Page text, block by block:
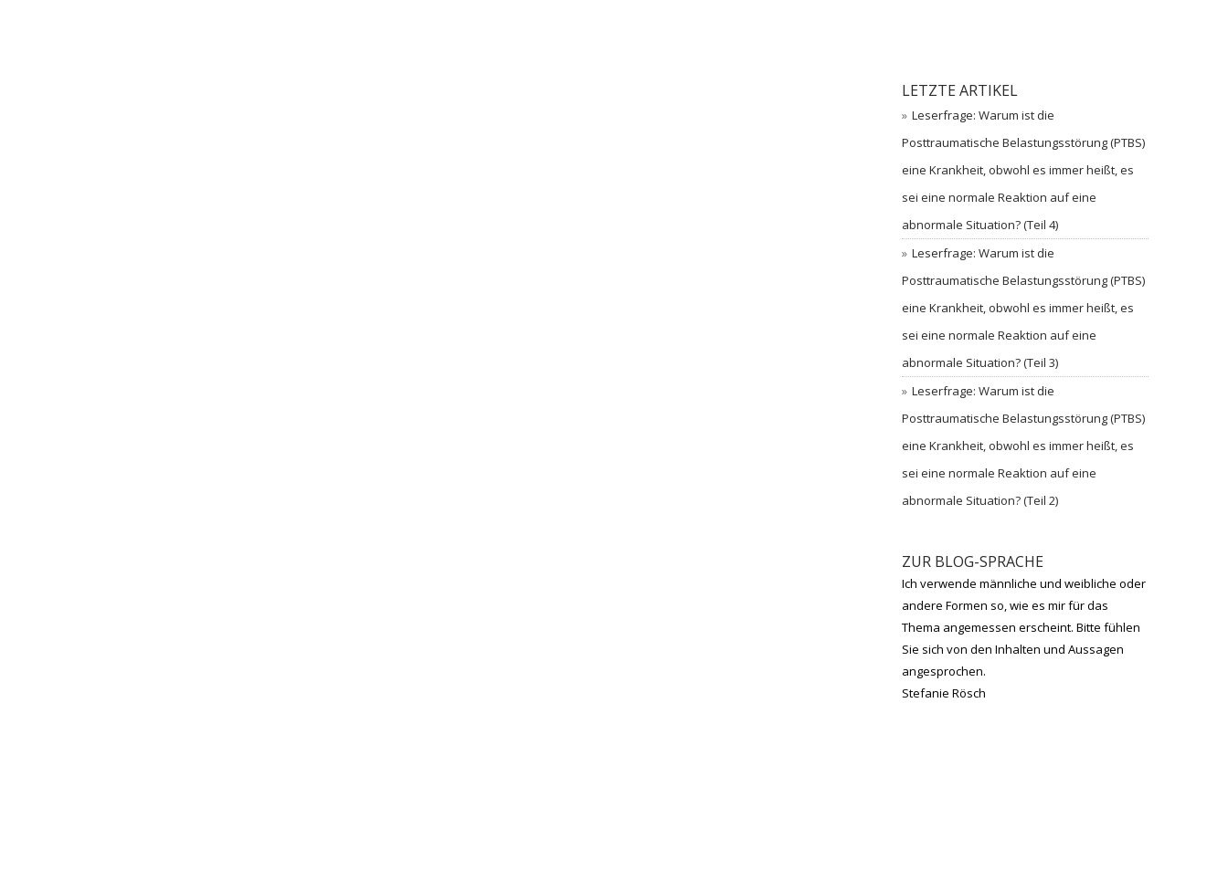
LETZTE ARTIKEL
Leserfrage: Warum ist die
Posttraumatische Belastungsstörung (PTBS)
eine Krankheit, obwohl es immer heißt, es
sei eine normale Reaktion auf eine
abnormale Situation? (Teil 4)
Leserfrage: Warum ist die
Posttraumatische Belastungsstörung (PTBS)
eine Krankheit, obwohl es immer heißt, es
sei eine normale Reaktion auf eine
abnormale Situation? (Teil 3)
Leserfrage: Warum ist die
Posttraumatische Belastungsstörung (PTBS)
eine Krankheit, obwohl es immer heißt, es
sei eine normale Reaktion auf eine
abnormale Situation? (Teil 2)
ZUR BLOG-SPRACHE
Ich verwende männliche und weibliche oder
andere Formen so, wie es mir für das
Thema angemessen erscheint. Bitte fühlen
Sie sich von den Inhalten und Aussagen
angesprochen.
Stefanie Rösch